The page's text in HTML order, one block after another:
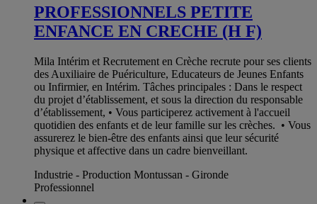
PROFESSIONNELS PETITE
ENFANCE EN CRECHE (H F)
Mila Intérim et Recrutement en Crèche recrute pour ses clients
des Auxiliaire de Puériculture, Educateurs de Jeunes Enfants
ou Infirmier, en Intérim. Tâches principales : Dans le respect
du projet d’établissement, et sous la direction du responsable
d’établissement, • Vous participerez activement à l'accueil
quotidien des enfants et de leur famille sur les crèches. • Vous
assurerez le bien-être des enfants ainsi que leur sécurité
physique et affective dans un cadre bienveillant.
Industrie - Production Montussan - Gironde
Professionnel